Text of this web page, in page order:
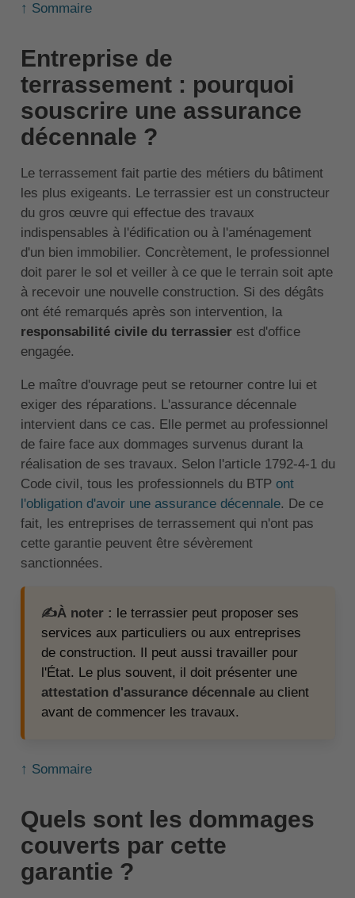
↑ Sommaire
Entreprise de
terrassement : pourquoi
souscrire une assurance
décennale ?
Le terrassement fait partie des métiers du bâtiment
les plus exigeants. Le terrassier est un constructeur
du gros œuvre qui effectue des travaux
indispensables à l'édification ou à l'aménagement
d'un bien immobilier. Concrètement, le professionnel
doit parer le sol et veiller à ce que le terrain soit apte
à recevoir une nouvelle construction. Si des dégâts
ont été remarqués après son intervention, la
responsabilité civile du terrassierest d'office
engagée.
Le maître d'ouvrage peut se retourner contre lui et
exiger des réparations. L'assurance décennale
intervient dans ce cas. Elle permet au professionnel
de faire face aux dommages survenus durant la
réalisation de ses travaux. Selon l'article 1792-4-1 du
Code civil, tous les professionnels du BTP ont
l'obligation d'avoir une assurance décennale. De ce
fait, les entreprises de terrassement qui n'ont pas
cette garantie peuvent être sévèrement
sanctionnées.
✍️À noter : le terrassier peut proposer ses
services aux particuliers ou aux entreprises
de construction. Il peut aussi travailler pour
l'État. Le plus souvent, il doit présenter une
attestation d'assurance décennaleau client
avant de commencer les travaux.
↑ Sommaire
Quels sont les dommages
couverts par cette
garantie ?